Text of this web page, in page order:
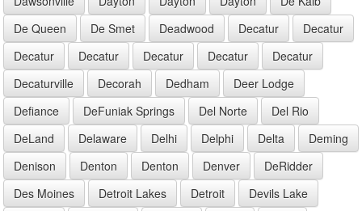
De Queen
De Smet Deadwood Decatur
Decatur
Decatur
Decatur Decatur Decatur
Decatur
Decaturville
Decorah Dedham
Deer Lodge
Defiance
DeFuniak Springs Del Norte
Del Rio
DeLand
Delaware Delhi Delphi Delta
Deming
Denison
Denton Denton Denver
DeRidder
Des Moines
Detroit Lakes Detroit
Devils Lake